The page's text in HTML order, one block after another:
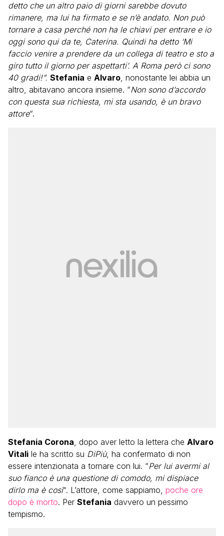
detto che un altro paio di giorni sarebbe dovuto
rimanere, ma lui ha firmato e se n’è andato. Non può
tornare a casa perché non ha le chiavi per entrare e io
oggi sono qui da te, Caterina. Quindi ha detto ‘Mi
faccio venire a prendere da un collega di teatro e sto a
giro tutto il giorno per aspettarti’. A Roma però ci sono
40 gradi!”. Stefania e Alvaro, nonostante lei abbia un
altro, abitavano ancora insieme. “Non sono d’accordo
con questa sua richiesta, mi sta usando, è un bravo
attore“.
Stefania Corona, dopo aver letto la lettera che Alvaro
Vitali le ha scritto su DiPiù, ha confermato di non
essere intenzionata a tornare con lui. “Per lui avermi al
suo fianco è una questione di comodo, mi dispiace
dirlo ma è così“. L’attore, come sappiamo, poche ore
dopo è morto. Per Stefania davvero un pessimo
tempismo.